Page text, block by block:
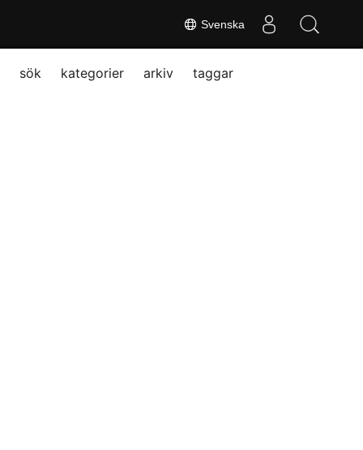
Svenska
sök kategorier arkiv taggar